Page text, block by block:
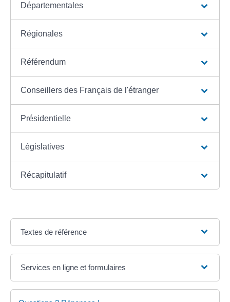
Départementales
Régionales
Référendum
Conseillers des Français de l'étranger
Présidentielle
Législatives
Récapitulatif
Textes de référence
Services en ligne et formulaires